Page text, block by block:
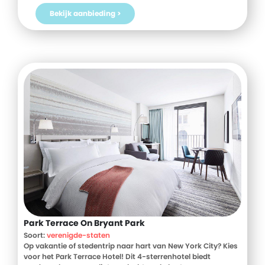
en dat merk je tijdens je hele verblijf. Boek jouw verblijf bij
Delight Hotel and SPA vandaag nog bij D-reizen!
Bekijk aanbieding >
Park Terrace On Bryant Park
Soort:verenigde-staten
Op vakantie of stedentrip naar hart van New York City? Kies
voor het Park Terrace Hotel! Dit 4-sterrenhotel biedt